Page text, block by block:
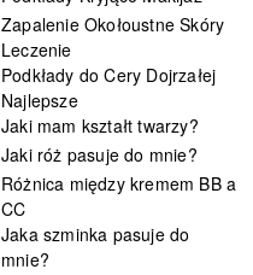
Zapalenie Okołoustne Skóry
Leczenie
Podkłady do Cery Dojrzałej
Najlepsze
Jaki mam kształt twarzy?
Jaki róż pasuje do mnie?
Różnica między kremem BB a
CC
Jaka szminka pasuje do
mnie?